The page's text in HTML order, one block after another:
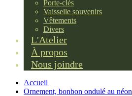
Porte-clés
Vaisselle souvenirs
Vêtements
Divers
L'Atelier
À propos
Nous joindre
Accueil
Ornement, bonbon ondulé au néon